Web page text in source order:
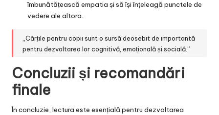
îmbunătățească empatia și să își înțeleagă punctele de
vedere ale altora.
„Cărțile pentru copii sunt o sursă deosebit de importantă
pentru dezvoltarea lor cognitivă, emoțională și socială.”
Concluzii și recomandări
finale
În concluzie, lectura este esențială pentru dezvoltarea